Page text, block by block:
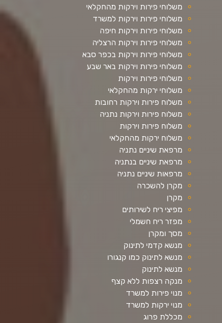
משלוחי פירות וירקות מהחקלאי
משלוחי פירות וירקות למשרד
משלוחי פירות וירקות חיפה
משלוחי פירות וירקות הרצליה
משלוחי פירות וירקות בכפר סבא
משלוחי פירות וירקות באר שבע
משלוחי פירות וירקות
משלוחי ירקות מהחקלאי
משלוח פירות וירקות רחובות
משלוח פירות וירקות נתניה
משלוח פירות וירקות
משלוח ירקות מהחקלאי
מרפאת שיניים נתניה
מרפאת שיניים בנתניה
מרפאות שיניים נתניה
מקרן להשכרה
מקרן
מפיצי ריח לשירותים
מפזר ריח חשמלי
מסך ומקרן
מנשא קדמי לתינוק
מנשא לתינוק כמו קנגורו
מנשא לתינוק
מנקה רצפות ללא קצף
מנוי פירות למשרד
מנוי ירקות למשרד
מכללת פרוג